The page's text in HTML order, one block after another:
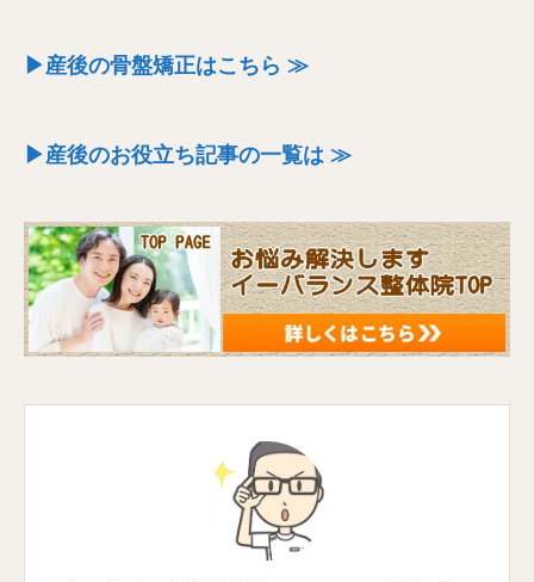
▶産後の骨盤矯正はこちら ≫
▶産後のお役立ち記事の一覧は ≫